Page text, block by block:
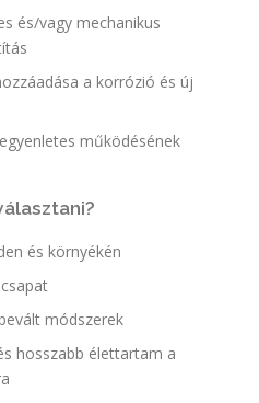
és/vagy mechanikus
a korrózió és új
működésének
és környékén
módszerek
hosszabb élettartam a